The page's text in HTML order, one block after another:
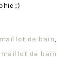
;)
de bain,
maillot de bain